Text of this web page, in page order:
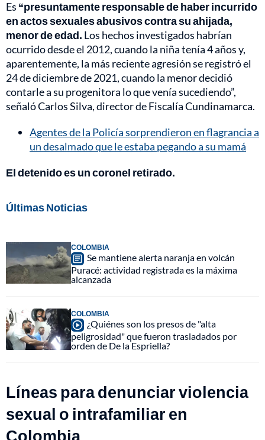
Es “presuntamente responsable de haber incurrido
en actos sexuales abusivos contra su ahijada,
menor de edad. Los hechos investigados habrían
ocurrido desde el 2012, cuando la niña tenía 4 años y,
aparentemente, la más reciente agresión se registró el
24 de diciembre de 2021, cuando la menor decidió
contarle a su progenitora lo que venía sucediendo”,
señaló Carlos Silva, director de Fiscalía Cundinamarca.
Agentes de la Policía sorprendieron en flagrancia a
un desalmado que le estaba pegando a su mamá
El detenido es un coronel retirado.
Últimas Noticias
COLOMBIA
Se mantiene alerta naranja en volcán
Puracé: actividad registrada es la máxima
alcanzada
COLOMBIA
¿Quiénes son los presos de "alta
peligrosidad" que fueron trasladados por
orden de De la Espriella?
Líneas para denunciar violencia
sexual o intrafamiliar en
Colombia